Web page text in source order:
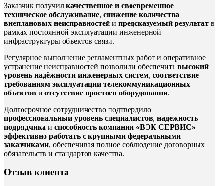
Заказчик получил качественное и своевременное
техническое обслуживание, снижение количества
внеплановых неисправностей и предсказуемый результат в
рамках постоянной эксплуатации инженерной
инфраструктуры объектов связи.
Регулярное выполнение регламентных работ и оперативное
устранение неисправностей позволили обеспечить высокий
уровень надёжности инженерных систем, соответствие
требованиям эксплуатации телекоммуникационных
объектов и отсутствие простоев оборудования.
Долгосрочное сотрудничество подтвердило
профессиональный уровень специалистов, надёжность
подрядчика и способность компании «ВЭК СЕРВИС»
эффективно работать с крупными федеральными
заказчиками, обеспечивая полное соблюдение договорных
обязательств и стандартов качества.
Отзыв клиента